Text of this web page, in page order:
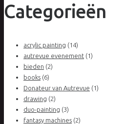
Categorieën
acrylic painting (14)
autrevue evenement (1)
bieden (2)
books (6)
Donateur van Autrevue (1)
drawing (2)
duo-painting (3)
fantasy machines (2)